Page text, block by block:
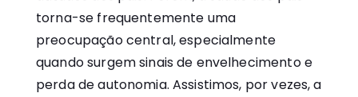
torna-se frequentemente uma
preocupação central, especialmente
quando surgem sinais de envelhecimento e
perda de autonomia. Assistimos, por vezes, a